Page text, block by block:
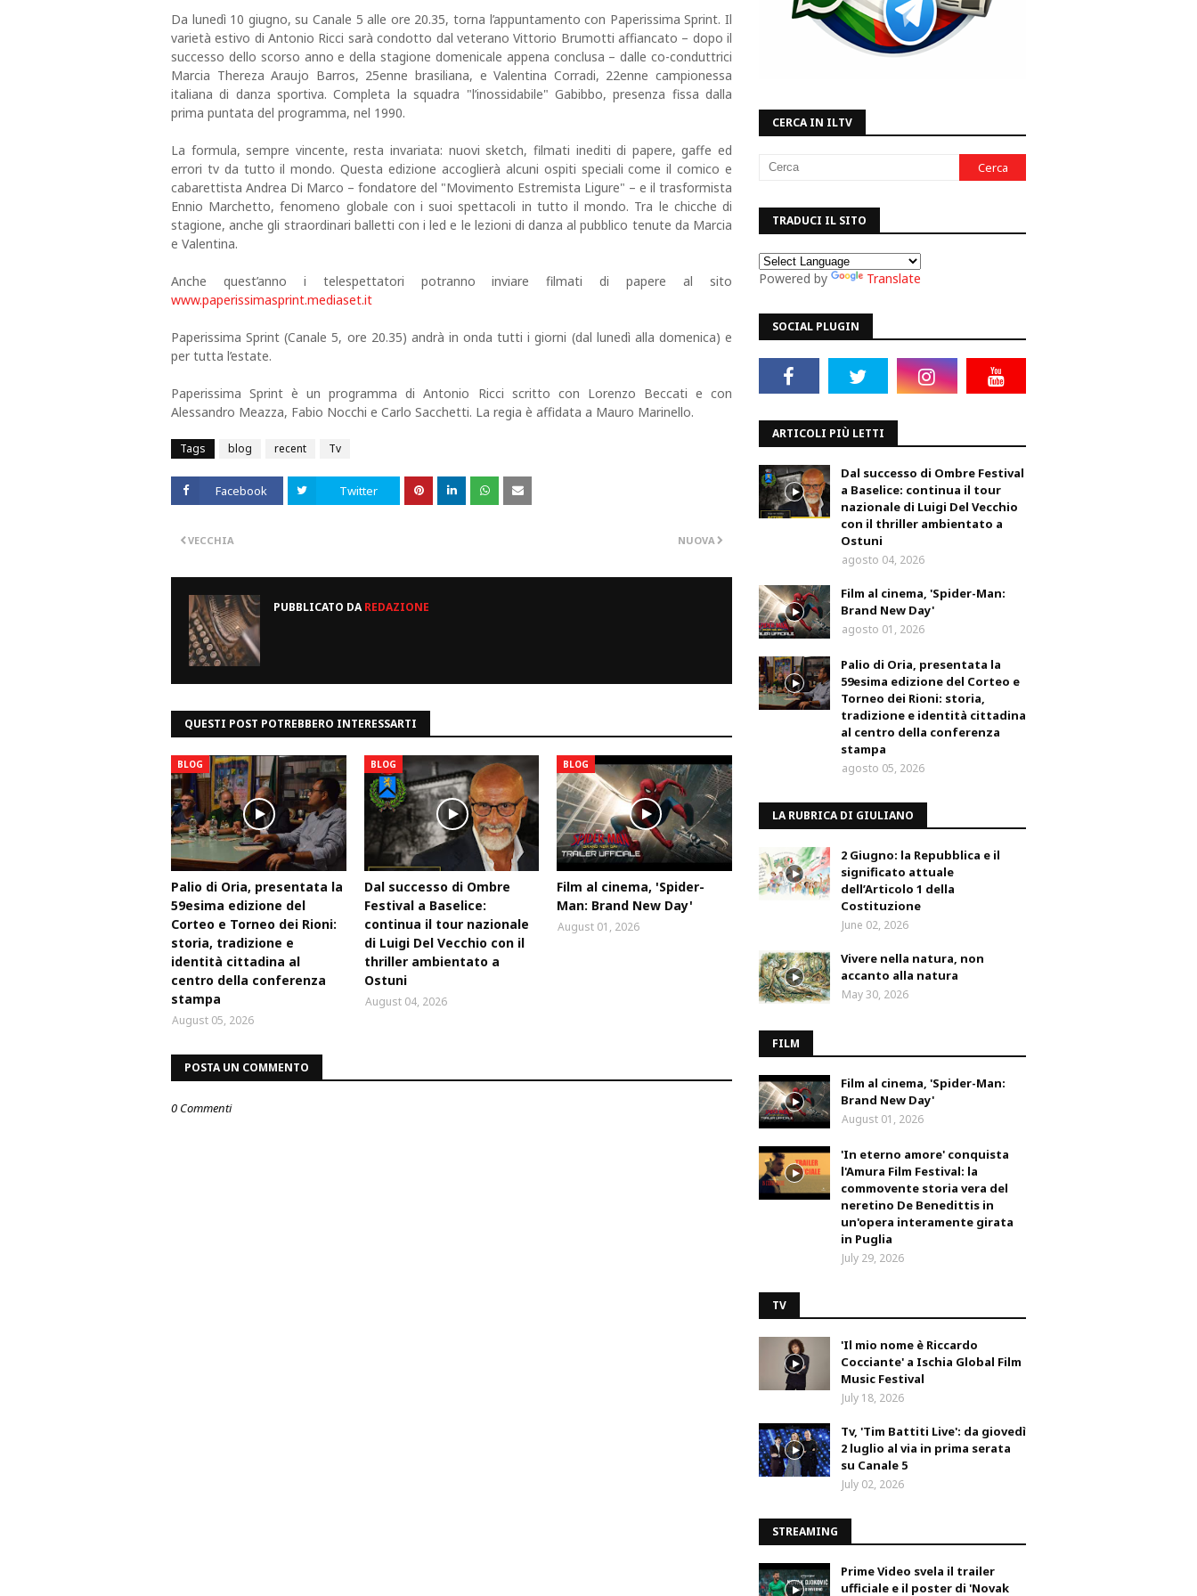
Da lunedì 10 giugno, su Canale 5 alle ore 20.35, torna l’appuntamento con Paperissima Sprint. Il
varietà estivo di Antonio Ricci sarà condotto dal veterano Vittorio Brumotti affiancato – dopo il
successo dello scorso anno e della stagione domenicale appena conclusa – dalle co-conduttrici
Marcia Thereza Araujo Barros, 25enne brasiliana, e Valentina Corradi, 22enne campionessa
italiana di danza sportiva. Completa la squadra "l’inossidabile" Gabibbo, presenza fissa dalla
prima puntata del programma, nel 1990.
La formula, sempre vincente, resta invariata: nuovi sketch, filmati inediti di papere, gaffe ed
errori tv da tutto il mondo. Questa edizione accoglierà alcuni ospiti speciali come il comico e
cabarettista Andrea Di Marco – fondatore del "Movimento Estremista Ligure" – e il trasformista
Ennio Marchetto, fenomeno globale con i suoi spettacoli in tutto il mondo. Tra le chicche di
stagione, anche gli straordinari balletti con i led e le lezioni di danza al pubblico tenute da Marcia
e Valentina.
Anche quest’anno i telespettatori potranno inviare filmati di papere al sito
www.paperissimasprint.mediaset.it
Paperissima Sprint (Canale 5, ore 20.35) andrà in onda tutti i giorni (dal lunedì alla domenica) e
per tutta l’estate.
Paperissima Sprint è un programma di Antonio Ricci scritto con Lorenzo Beccati e con
Alessandro Meazza, Fabio Nocchi e Carlo Sacchetti. La regia è affidata a Mauro Marinello.
Tags blog recent Tv
Facebook Twitter
NUOVA
VECCHIA
PUBBLICATO DAREDAZIONE
QUESTI POST POTREBBERO INTERESSARTI
BLOG
Palio di Oria, presentata la
59esima edizione del
Corteo e Torneo dei Rioni:
storia, tradizione e
identità cittadina al
centro della conferenza
stampa
August 05, 2026
BLOG
Dal successo di Ombre
Festival a Baselice:
continua il tour nazionale
di Luigi Del Vecchio con il
thriller ambientato a
Ostuni
August 04, 2026
BLOG
Film al cinema, 'Spider-
Man: Brand New Day'
August 01, 2026
POSTA UN COMMENTO
0 Commenti
CERCA IN ILTV
TRADUCI IL SITO
Powered by Translate
SOCIAL PLUGIN
ARTICOLI PIÙ LETTI
Dal successo di Ombre Festival
a Baselice: continua il tour
nazionale di Luigi Del Vecchio
con il thriller ambientato a
Ostuni
agosto 04, 2026
Film al cinema, 'Spider-Man:
Brand New Day'
agosto 01, 2026
Palio di Oria, presentata la
59esima edizione del Corteo e
Torneo dei Rioni: storia,
tradizione e identità cittadina
al centro della conferenza
stampa
agosto 05, 2026
LA RUBRICA DI GIULIANO
2 Giugno: la Repubblica e il
significato attuale
dell’Articolo 1 della
Costituzione
June 02, 2026
Vivere nella natura, non
accanto alla natura
May 30, 2026
FILM
Film al cinema, 'Spider-Man:
Brand New Day'
August 01, 2026
'In eterno amore' conquista
l'Amura Film Festival: la
commovente storia vera del
neretino De Benedittis in
un'opera interamente girata
in Puglia
July 29, 2026
TV
'Il mio nome è Riccardo
Cocciante' a Ischia Global Film
Music Festival
July 18, 2026
Tv, 'Tim Battiti Live': da giovedì
2 luglio al via in prima serata
su Canale 5
July 02, 2026
STREAMING
Prime Video svela il trailer
ufficiale e il poster di 'Novak